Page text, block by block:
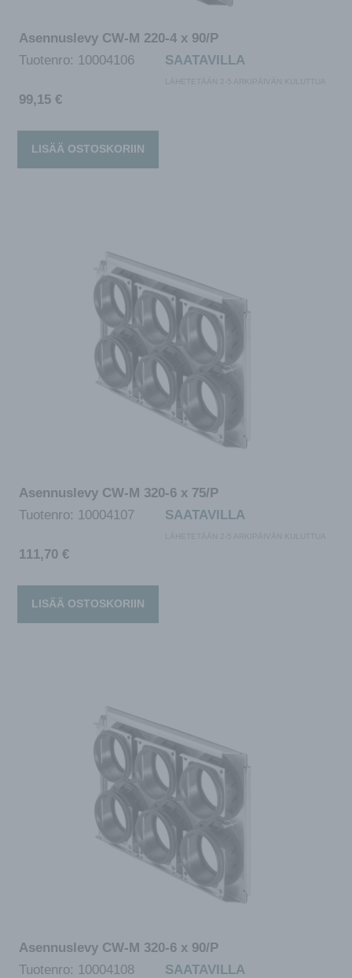
Asennuslevy CW-M 220-4 x 90/P
Tuotenro: 10004106 SAATAVILLA
LÄHETETÄÄN 2-5 ARKIPÄIVÄN KULUTTUA
99,15 €
LISÄÄ OSTOSKORIIN
Asennuslevy CW-M 320-6 x 75/P
Tuotenro: 10004107 SAATAVILLA
LÄHETETÄÄN 2-5 ARKIPÄIVÄN KULUTTUA
111,70 €
LISÄÄ OSTOSKORIIN
Asennuslevy CW-M 320-6 x 90/P
Tuotenro: 10004108 SAATAVILLA